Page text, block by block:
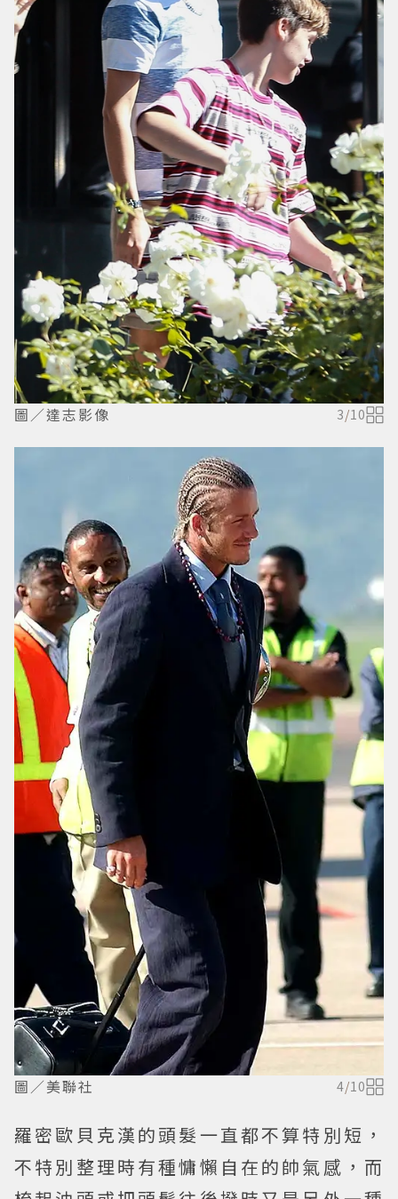
圖／達志影像 3/10
圖／美聯社 4/10
羅密歐貝克漢的頭髮一直都不算特別短，
不特別整理時有種慵懶自在的帥氣感，而